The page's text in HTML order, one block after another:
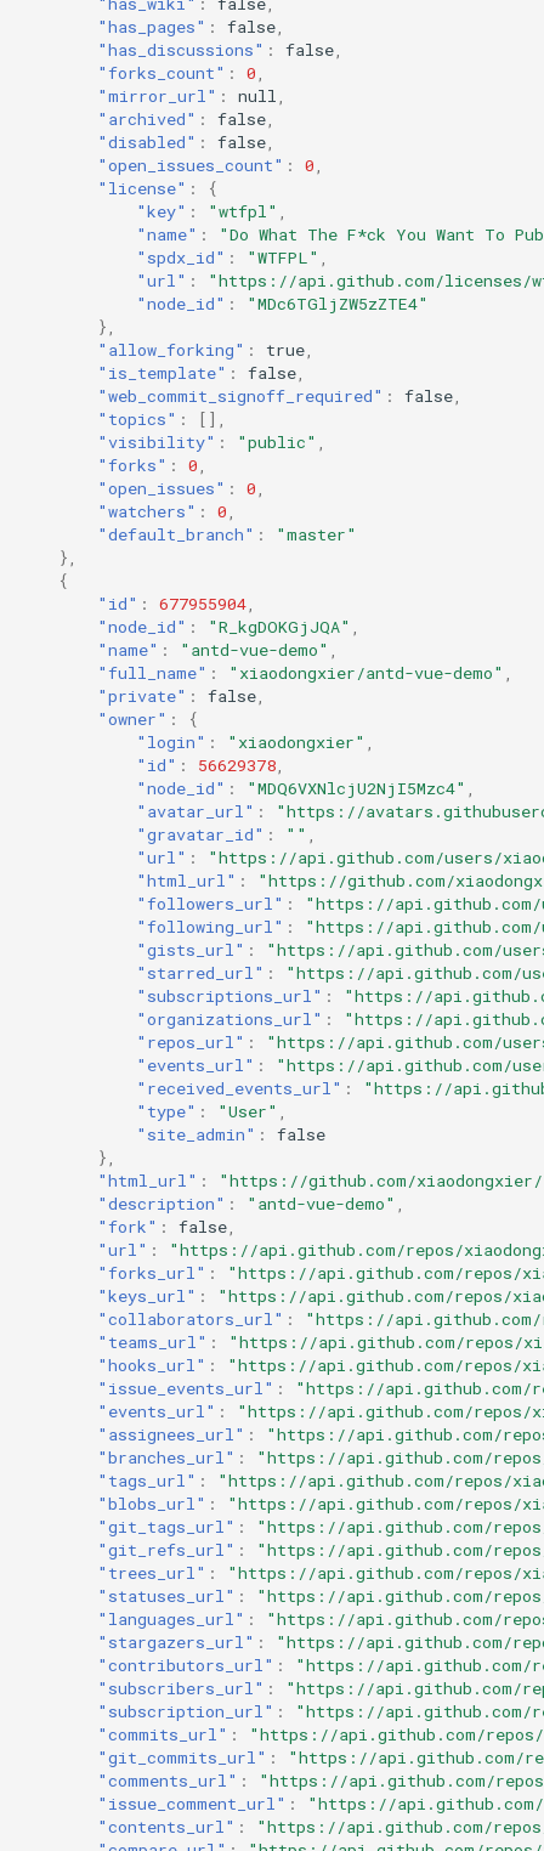
"has_pages" : false
"has_discussions" : false
"forks_count" : 0
"mirror_url" : null
"archived" : false
"disabled" : false
"open_issues_count" : 0
"license" :
{
"key" : "wtfpl"
"name" :
"Do What The F*ck You Want To
"spdx_id" : "WTFPL"
"url" :
"https://api.github.com/licenses/
"node_id" :
"MDc6TGljZW5zZTE4"
},
"allow_forking" : true
"is_template" : false
"web_commit_signoff_required" : false
"topics" :
[],
"visibility" : "public"
"forks" : 0
"open_issues" : 0
"watchers" : 0
"default_branch" :
"master"
},
{
"id" : 677955904
"node_id" : "R_kgDOKGjJQA"
"name" : "antd-vue-demo"
"full_name" : "xiaodongxier/antd-vue-demo"
"private" : false
"owner" :
{
"login" : "xiaodongxier"
"id" : 56629378
"node_id" : "MDQ6VXNlcjU2NjI5Mzc4"
"avatar_url" :
"https://
"gravatar_id" : ""
"url" :
"https://api.github.com/users/
"html_url" :
"https://github.com/
"followers_url" :
"https://api.github.com/
"following_url" :
"https://api.github.com/
"gists_url" :
"https://api.github.com/
"starred_url" :
"https://api.github.com/
"subscriptions_url" :
"https://
"organizations_url" :
"https://
"repos_url" :
"https://api.github.com/
"events_url" :
"https://api.github.com/
"received_events_url" :
"https://
"type" : "User"
"site_admin" :
false
},
"html_url" :
"https://github.com/xiaodongxier/
"description" : "antd-vue-demo"
"fork" : false
"url" :
"https://api.github.com/repos/
"forks_url" :
"https://api.github.com/repos/
"keys_url" :
"https://api.github.com/repos/
"collaborators_url" :
"https://api.github.com/
"teams_url" :
"https://api.github.com/repos/
"hooks_url" :
"https://api.github.com/repos/
"issue_events_url" :
"https://api.github.com/
"events_url" :
"https://api.github.com/repos/
"assignees_url" :
"https://api.github.com/
"branches_url" :
"https://api.github.com/
"tags_url" :
"https://api.github.com/repos/
"blobs_url" :
"https://api.github.com/repos/
"git_tags_url" :
"https://api.github.com/
"git_refs_url" :
"https://api.github.com/
"trees_url" :
"https://api.github.com/repos/
"statuses_url" :
"https://api.github.com/
"languages_url" :
"https://api.github.com/
"stargazers_url" :
"https://api.github.com/
"contributors_url" :
"https://api.github.com/
"subscribers_url" :
"https://api.github.com/
"subscription_url" :
"https://api.github.com/
"commits_url" :
"https://api.github.com/repos/
"git_commits_url" :
"https://api.github.com/
"comments_url" :
"https://api.github.com/repos/
"issue_comment_url" :
"https://api.github.com/
"contents_url" :
"https://api.github.com/